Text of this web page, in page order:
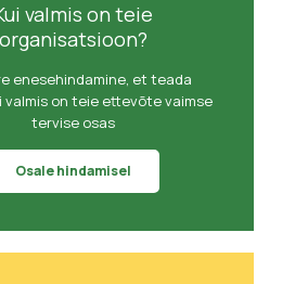
valmis on teie
organisatsioon?
enesehindamine, et teada
valmis on teie ettevõte vaimse
tervise osas
Osale hindamisel